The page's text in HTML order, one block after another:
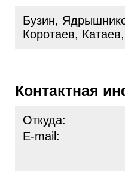
Бузин,
Коротаев,
Контактная
Откуда:
E-mail: